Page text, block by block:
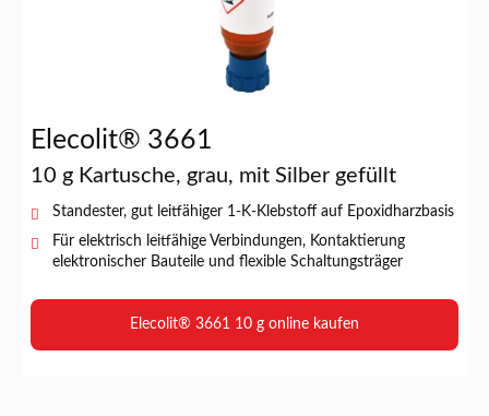
Elecolit® 3661
10 g Kartusche, grau, mit Silber gefüllt
Standester, gut leitfähiger 1-K-Klebstoff auf Epoxidharzbasis
Für elektrisch leitfähige Verbindungen, Kontaktierung
elektronischer Bauteile und flexible Schaltungsträger
Elecolit® 3661 10 g online kaufen